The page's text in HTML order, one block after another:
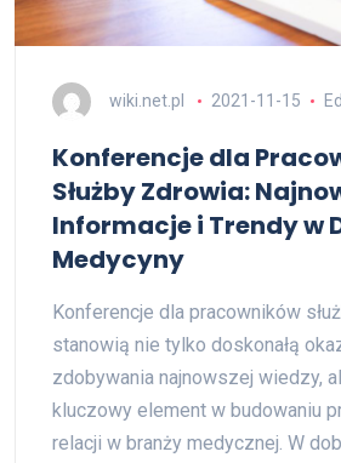
wiki.net.pl 2021-11-15
Konferencje dla
Służby Zdrowia:
Informacje i Trendy w
Medycyny
Konferencje dla pracowników
stanowią nie tylko doskonałą
zdobywania najnowszej wiedzy,
kluczowy element w budowaniu
relacji w branży medycznej. W